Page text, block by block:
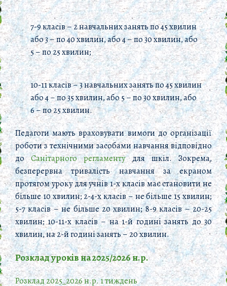
7-9 класів – 2 навчальних занять по 45 хвилин
або 3 – по 40 хвилин, або 4 – по 30 хвилин, або
5 – по 25 хвилин;
10-11 класів – 3 навчальних занять по 45 хвилин
або 4 – по 35 хвилин, або 5 – по 30 хвилин, або
6 – по 25 хвилин.
Педагоги мають враховувати вимоги до організації
роботи з технічними засобами навчання відповідно
доСанітарного регламентудля шкіл. Зокрема,
безперервна тривалість навчання за екраном
протягом уроку для учнів 1-х класів має становити не
більше 10 хвилин; 2-4-х класів – не більше 15 хвилин;
5-7 класів – не більше 20 хвилин; 8-9 класів – 20-25
хвилин; 10-11-х класів – на 1-й годині занять до 30
хвилин, на 2-й годині занять – 20 хвилин.
Розклад уроків на 2025/2026 н.р.
Розклад 2025_2026 н.р. 1 тиждень